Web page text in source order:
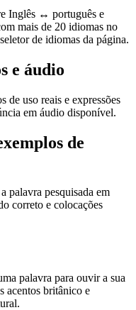
Inglês ↔ português e
mais de 20 idiomas no
de idiomas da página.
e áudio
de uso reais e expressões
em áudio disponível.
de
palavra pesquisada em
correto e colocações
palavra para ouvir a sua
acentos britânico e